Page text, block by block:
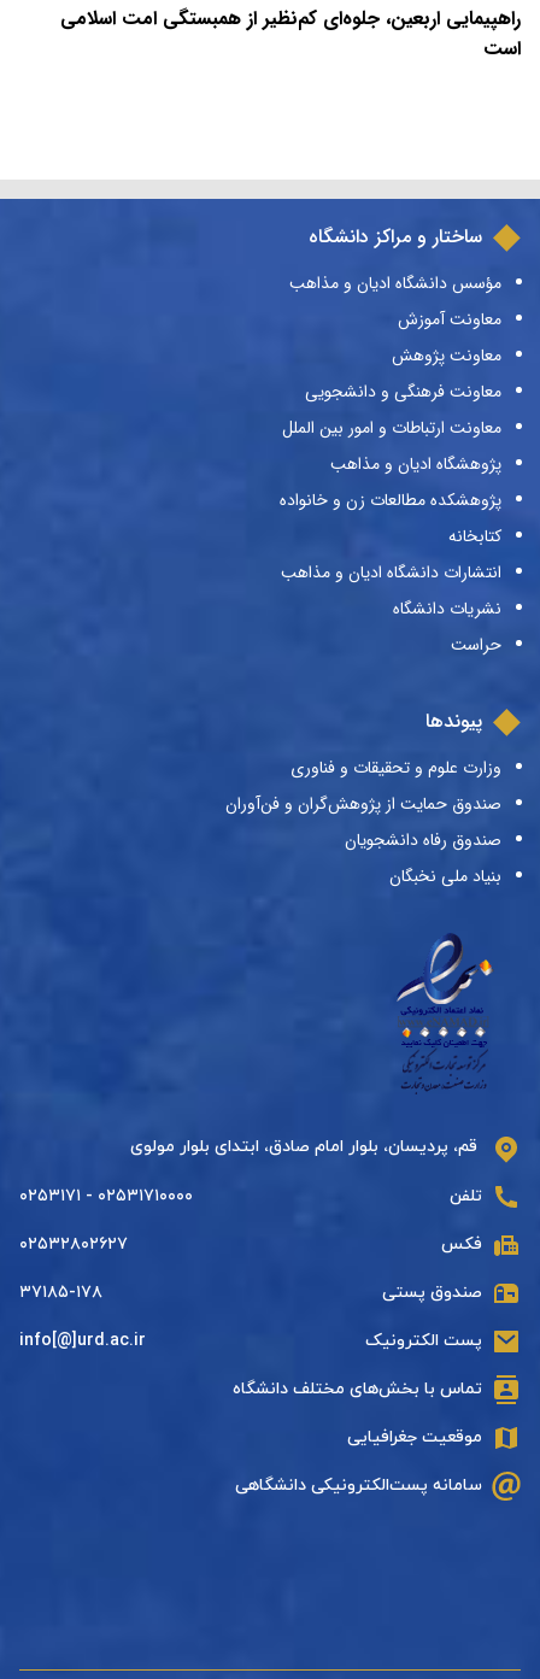
راهپیمایی اربعین، جلوه‌ای کم‌نظیر از همبستگی امت اسلامی
است
ساختار و مراکز دانشگاه
مؤسس دانشگاه ادیان و مذاهب
معاونت آموزش
معاونت پژوهش
معاونت فرهنگی و دانشجویی
معاونت ارتباطات و امور بین الملل
پژوهشگاه ادیان و مذاهب
پژوهشکده مطالعات زن و خانواده
کتابخانه
انتشارات دانشگاه ادیان و مذاهب
نشریات دانشگاه
حراست
پیوندها
وزارت علوم و تحقیقات و فناوری
صندوق حمایت از پژوهش‌گران و فن‌آوران
صندوق رفاه دانشجویان
بنیاد ملی نخبگان
قم، پردیسان، بلوار امام صادق، ابتدای بلوار مولوی
تلفن ۰۲۵۳۱۷۱۰۰۰۰ - ۰۲۵۳۱۷۱
فکس ۰۲۵۳۲۸۰۲۶۲۷
صندوق پستی ۳۷۱۸۵-۱۷۸
پست الکترونیک info[@]urd.ac.ir
تماس با بخش‌های مختلف دانشگاه
موقعیت جغرافیایی
سامانه پست‌الکترونیکی دانشگاهی